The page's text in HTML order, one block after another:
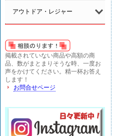
アウトドア・レジャー
掲載されていない商品や高額の商
品、数がまとまりそうな時、一度お
声をかけてください。精一杯お答え
します！
お問合せページ